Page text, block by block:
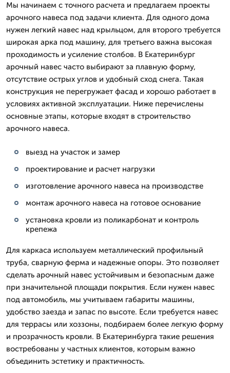
Мы начинаем с точного расчета и предлагаем проекты
арочного навеса под задачи клиента. Для одного дома
нужен легкий навес над крыльцом, для второго требуется
широкая арка под машину, для третьего важна высокая
проходимость и усиление столбов. В Екатеринбург
арочный навес часто выбирают за плавную форму,
отсутствие острых углов и удобный сход снега. Такая
конструкция не перегружает фасад и хорошо работает в
условиях активной эксплуатации. Ниже перечислены
основные этапы, которые входят в строительство
арочного навеса.
выезд на участок и замер
проектирование и расчет нагрузки
изготовление арочного навеса на производстве
монтаж арочного навеса на готовое основание
установка кровли из поликарбонат и контроль
крепежа
Для каркаса используем металлический профильный
труба, сварную ферма и надежные опоры. Это позволяет
сделать арочный навес устойчивым и безопасным даже
при значительной площади покрытия. Если нужен навес
под автомобиль, мы учитываем габариты машины,
удобство заезда и запас по высоте. Если требуется навес
для террасы или хоззоны, подбираем более легкую форму
и прозрачность кровли. В Екатеринбурга такие решения
востребованы у частных клиентов, которым важно
объединить эстетику и практичность.